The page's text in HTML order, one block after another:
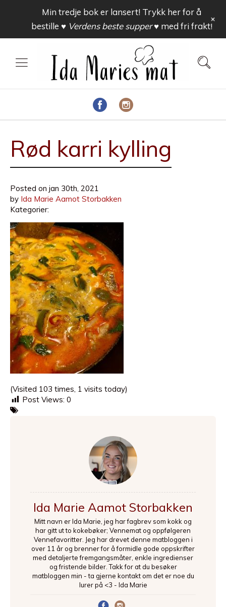
Rød karri kylling
Posted on jan 30th, 2021
by Ida Marie Aamot Storbakken
Kategorier:
(Visited 103 times, 1 visits today)
Post Views: 0
Ida Marie Aamot Storbakken
Mitt navn er Ida Marie, jeg har fagbrev som kokk og
har gitt ut to kokebøker; Vennemat og oppfølgeren
Vennefavoritter. Jeg har drevet denne matbloggen i
over 11 år og brenner for å formidle gode oppskrifter
med detaljerte fremgangsmåter, enkle ingredienser
og fristende bilder. Takk for at du besøker
matbloggen min - ta gjerne kontakt om det er noe du
lurer på <3 - Ida Marie
Min tredje bok er lansert! Trykk her for å
bestille ♥ Verdens beste supper ♥med fri frakt!
+